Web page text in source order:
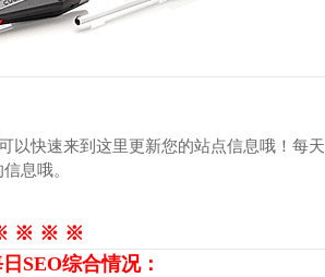
以快速来到这里更新您的站点信息哦！每天
息哦。
※ ※ ※ ※
SEO综合情况：